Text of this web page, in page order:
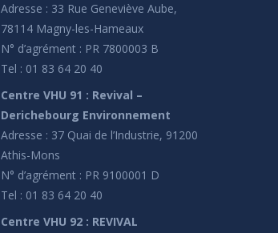
Adresse : 33 Rue Geneviève Aube,
78114 Magny-les-Hameaux
N° d’agrément : PR 7800003 B
Tel : 01 83 64 20 40
Centre VHU 91 : Revival –
Derichebourg Environnement
Adresse : 37 Quai de l’Industrie, 91200
Athis-Mons
N° d’agrément : PR 9100001 D
Tel : 01 83 64 20 40
Centre VHU 92 : REVIVAL